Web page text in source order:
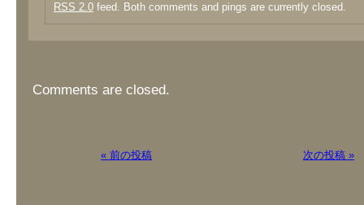
RSS 2.0 feed. Both comments and pings are currently closed.
Comments are closed.
« 前の投稿 次の投稿 »